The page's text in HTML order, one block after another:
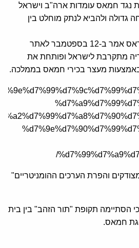
נגד חמאס עומדות ארה"ב וישראל
גדולה ולהביא לנתק מוחלט בין
בכיר חמאס מרוואן אבו ראס אמר ב-12 בספטמבר לאתר
מתקרבת לישראל ופותחת את
באמצעות מעצר בכירי חמאס בממלכה.
והפרת הערכים ההומניטריים"
הסתיימה תקופת "תור הזהב" בין בית
חמאס.